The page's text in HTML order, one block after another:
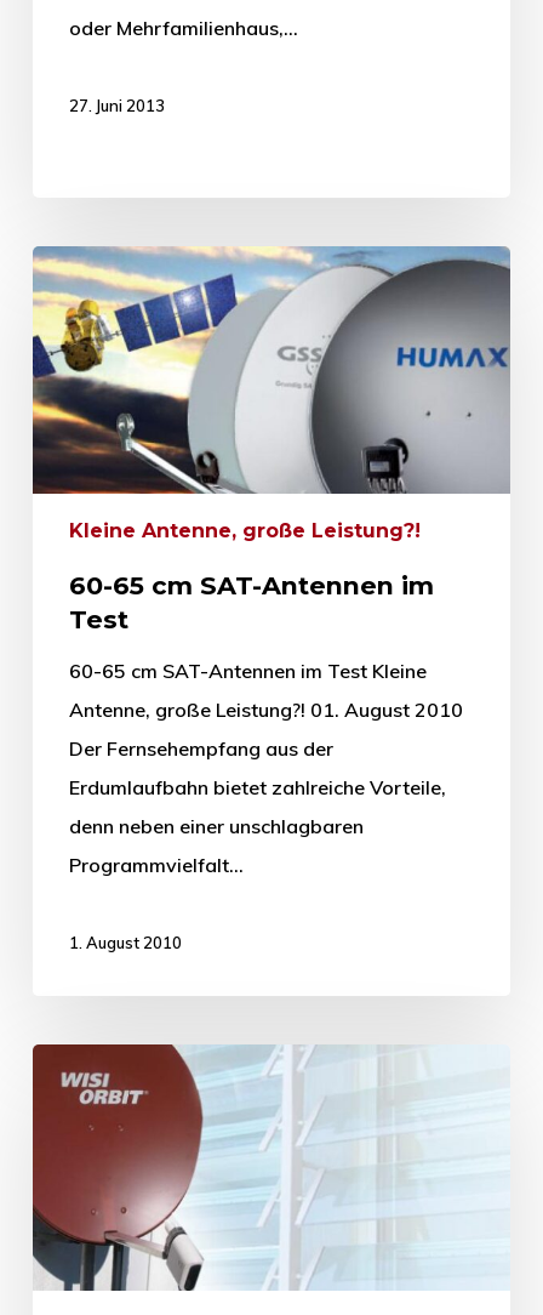
oder Mehrfamilienhaus,…
27. Juni 2013
Kleine Antenne, große Leistung?!
60-65 cm SAT-Antennen im
Test
60-65 cm SAT-Antennen im Test Kleine
Antenne, große Leistung?! 01. August 2010
Der Fernsehempfang aus der
Erdumlaufbahn bietet zahlreiche Vorteile,
denn neben einer unschlagbaren
Programmvielfalt…
1. August 2010